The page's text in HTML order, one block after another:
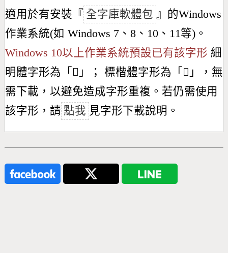
適用於有安裝『 全字庫軟體包 』的Windows
作業系統(如 Windows 7、8、10、11等)。
Windows 10以上作業系統預設已有該字形 細
明體字形為「 𢤾 」； 標楷體字形為「 𢤾 」，無
需下載，以避免造成字形重複。若仍需使用
該字形，請 點我 見字形下載說明。